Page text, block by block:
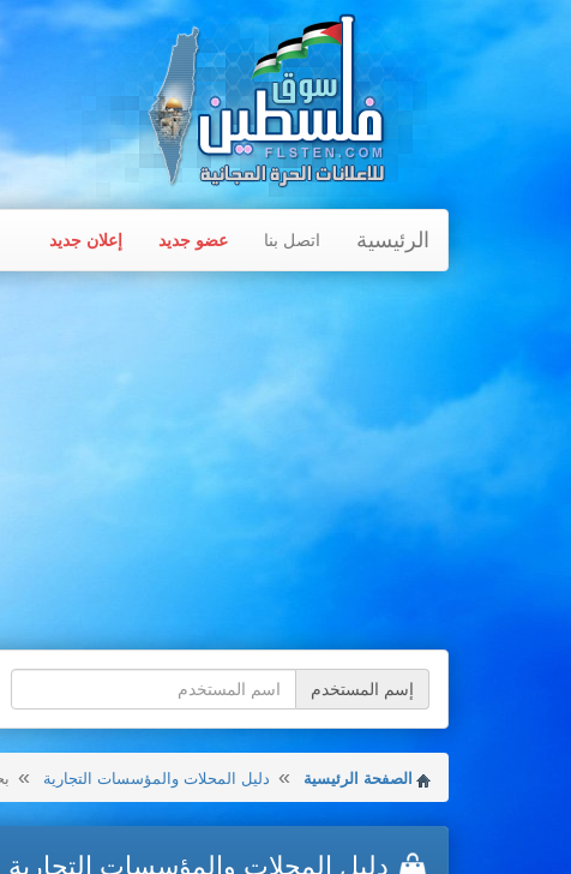
الرئيسية اتصل بنا عضو جديد إعلان جديد
إسم المستخدم
الصفحة الرئيسية دليل المحلات والمؤسسات التجارية
دليل المحلات والمؤسسات التجارية